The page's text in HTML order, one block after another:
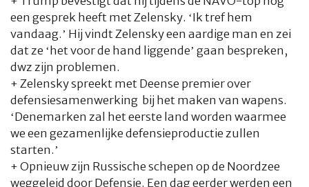
een gesprek heeft met Zelensky. ‘Ik tref hem
vandaag.’ Hij vindt Zelensky een aardige man en zei
dat ze ‘het voor de hand liggende’ gaan bespreken,
dwz zijn problemen.
+ Zelensky spreekt met Deense premier over
defensiesamenwerking bij het maken van wapens.
‘Denemarken zal het eerste land worden waarmee
we een gezamenlijke defensieproductie zullen
starten.’
+ Opnieuw zijn Russische schepen op de Noordzee
weggeleid door Defensie. Een dag eerder werden een